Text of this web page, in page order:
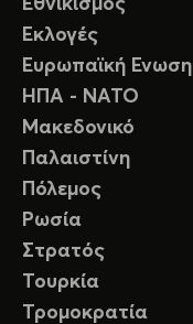
Εθνικισμός
Εκλογές
Ευρωπαϊκή Ενωση
ΗΠΑ - ΝΑΤΟ
Μακεδονικό
Παλαιστίνη
Πόλεμος
Ρωσία
Στρατός
Τουρκία
Τρομοκρατία